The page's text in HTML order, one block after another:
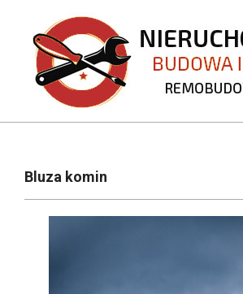
content
NavigationBluza komin